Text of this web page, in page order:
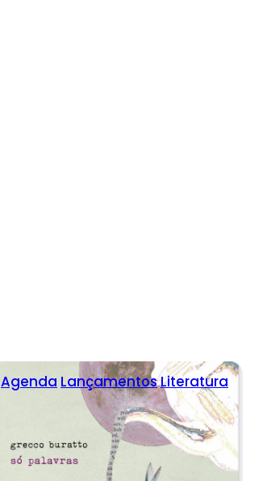
Agenda LançamentosLiteratura